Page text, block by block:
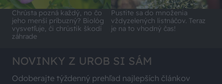
Chrústa pozná každý, no čo
jeho menší príbuzný? Biológ
vysvetľuje, či chrústik škodí
záhrade
Pustite sa do množenia
vždyzelených listnáčov. Teraz
je na to vhodný čas!
NOVINKY Z UROB SI SÁM
Odoberajte týždenný prehľad najlepších článkov